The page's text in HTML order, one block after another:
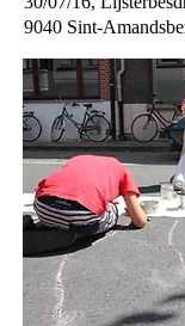
9040 Sint-